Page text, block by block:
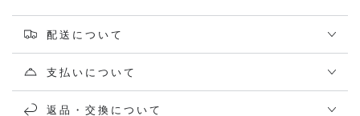
配送について
支払いについて
返品・交換について